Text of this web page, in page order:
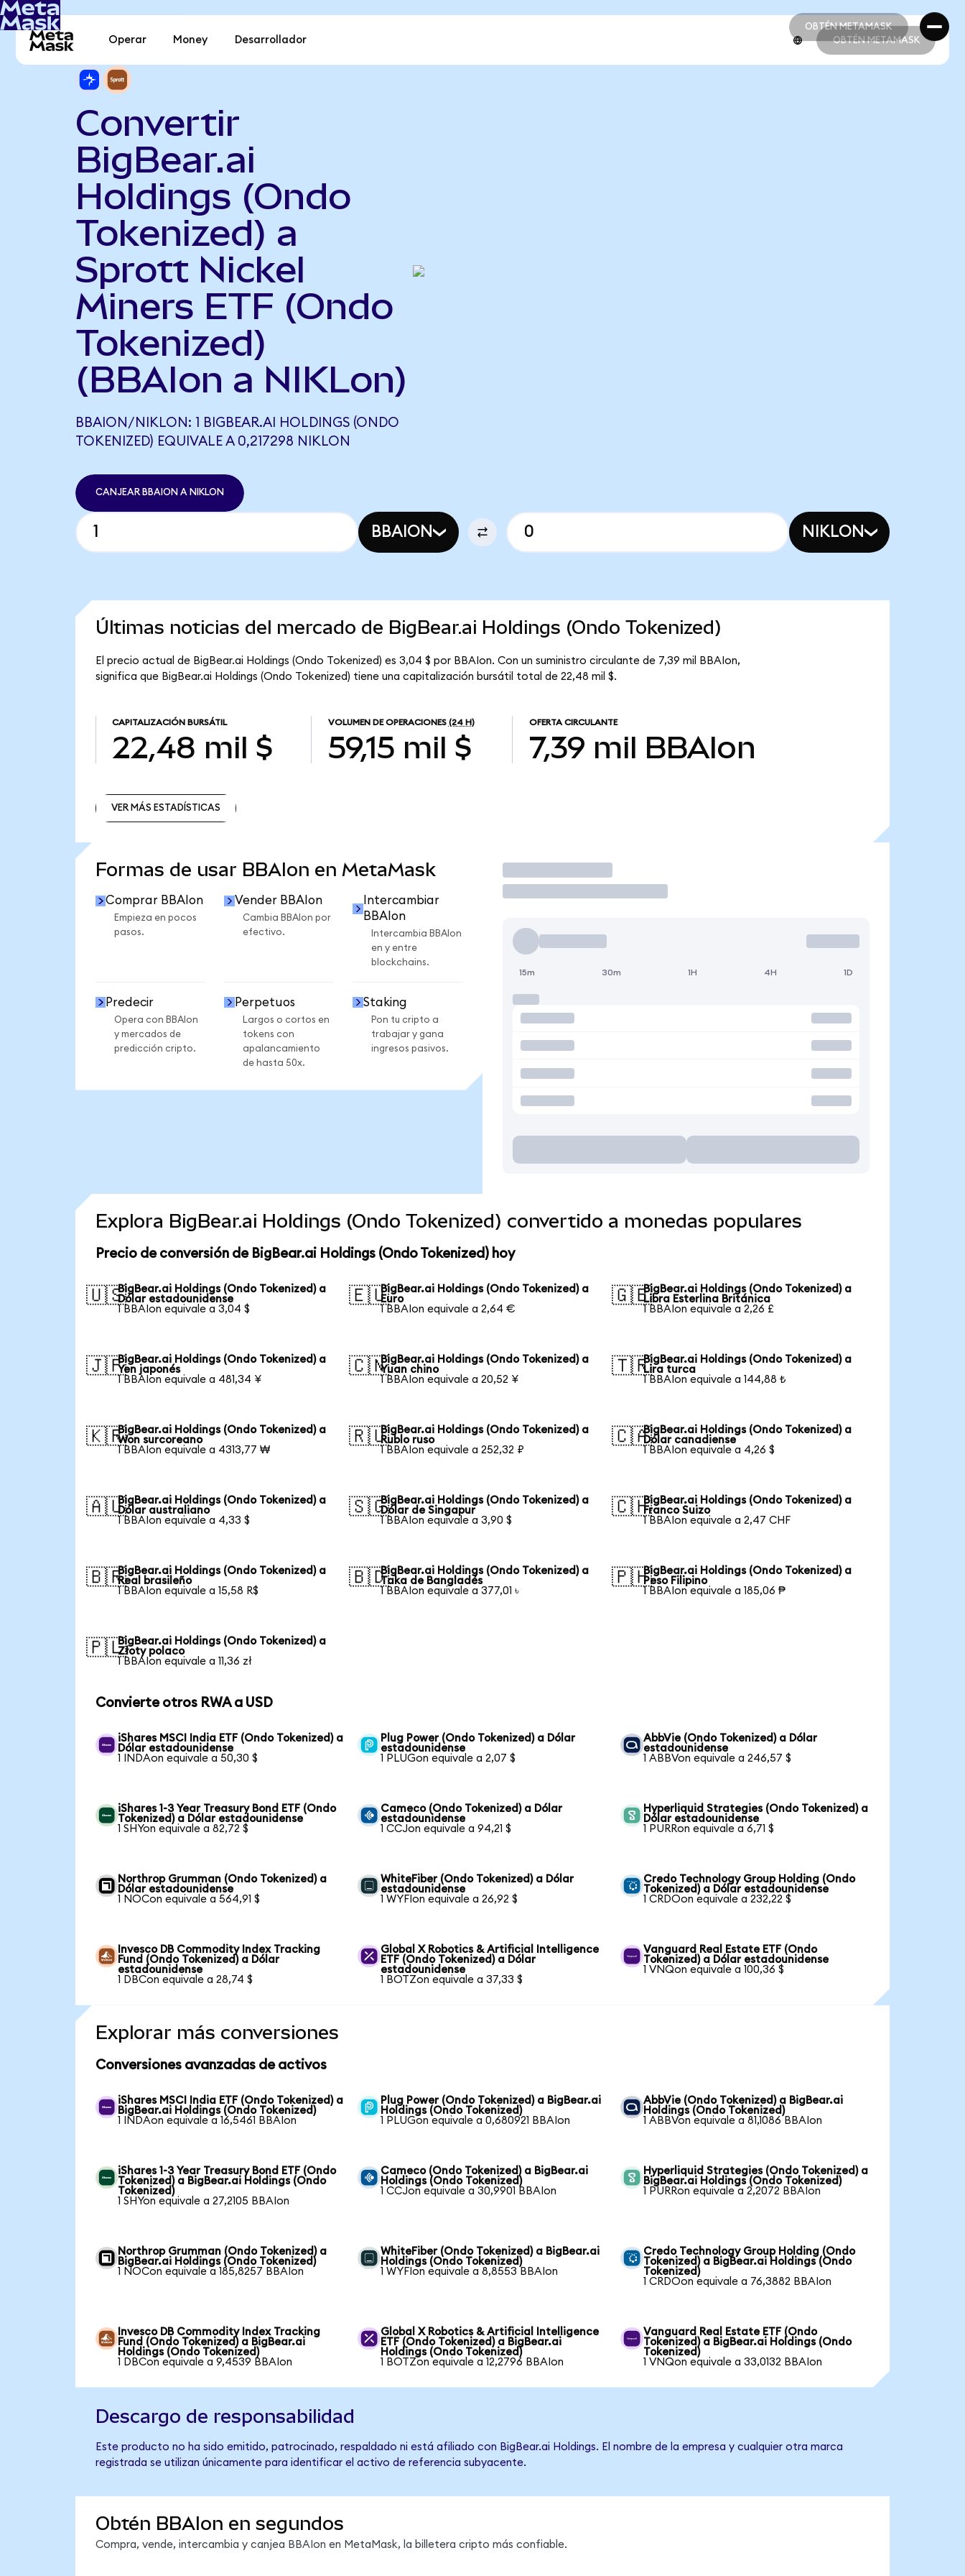
OBTÉN METAMASK
OBTÉN METAMASK
Operar Money Desarrollador OBTÉN METAMASK
Convertir
BigBear.ai
Holdings (Ondo
Tokenized) a
Sprott Nickel
Miners ETF (Ondo
Tokenized)
(BBAIon a NIKLon)
BBAION/NIKLON: 1 BIGBEAR.AI HOLDINGS (ONDO
TOKENIZED) EQUIVALE A 0,217298 NIKLON
CANJEAR BBAION A NIKLON
BBAION NIKLON
Últimas noticias del mercado de BigBear.ai Holdings (Ondo Tokenized)
El precio actual de BigBear.ai Holdings (Ondo Tokenized) es 3,04 $ por BBAIon. Con un suministro circulante de 7,39 mil BBAIon,
significa que BigBear.ai Holdings (Ondo Tokenized) tiene una capitalización bursátil total de 22,48 mil $.
CAPITALIZACIÓN BURSÁTIL
22,48 mil $
VOLUMEN DE OPERACIONES (24 H)
59,15 mil $
OFERTA CIRCULANTE
7,39 mil BBAIon
VER MÁS ESTADÍSTICAS
Formas de usar BBAIon en MetaMask
Comprar BBAIon
Empieza en pocos
pasos.
Vender BBAIon
Cambia BBAIon por
efectivo.
Intercambiar
BBAIon
Intercambia BBAIon
en y entre
blockchains.
Predecir
Opera con BBAIon
y mercados de
predicción cripto.
Perpetuos
Largos o cortos en
tokens con
apalancamiento
de hasta 50x.
Staking
Pon tu cripto a
trabajar y gana
ingresos pasivos.
Operar
15m 30m 1H 4H 1D
Explora BigBear.ai Holdings (Ondo Tokenized) convertido a monedas populares
Precio de conversión de BigBear.ai Holdings (Ondo Tokenized) hoy
🇺🇸BigBear.ai Holdings (Ondo Tokenized) a
Dólar estadounidense
1 BBAIon equivale a 3,04 $
🇪🇺BigBear.ai Holdings (Ondo Tokenized) a
Euro
1 BBAIon equivale a 2,64 €
🇬🇧BigBear.ai Holdings (Ondo Tokenized) a
Libra Esterlina Británica
1 BBAIon equivale a 2,26 £
🇯🇵BigBear.ai Holdings (Ondo Tokenized) a
Yen japonés
1 BBAIon equivale a 481,34 ¥
🇨🇳BigBear.ai Holdings (Ondo Tokenized) a
Yuan chino
1 BBAIon equivale a 20,52 ¥
🇹🇷BigBear.ai Holdings (Ondo Tokenized) a
Lira turca
1 BBAIon equivale a 144,88 ₺
🇰🇷BigBear.ai Holdings (Ondo Tokenized) a
Won surcoreano
1 BBAIon equivale a 4313,77 ₩
🇷🇺BigBear.ai Holdings (Ondo Tokenized) a
Rublo ruso
1 BBAIon equivale a 252,32 ₽
🇨🇦BigBear.ai Holdings (Ondo Tokenized) a
Dólar canadiense
1 BBAIon equivale a 4,26 $
🇦🇺BigBear.ai Holdings (Ondo Tokenized) a
Dólar australiano
1 BBAIon equivale a 4,33 $
🇸🇬BigBear.ai Holdings (Ondo Tokenized) a
Dólar de Singapur
1 BBAIon equivale a 3,90 $
🇨🇭BigBear.ai Holdings (Ondo Tokenized) a
Franco Suizo
1 BBAIon equivale a 2,47 CHF
🇧🇷BigBear.ai Holdings (Ondo Tokenized) a
Real brasileño
1 BBAIon equivale a 15,58 R$
🇧🇩BigBear.ai Holdings (Ondo Tokenized) a
Taka de Bangladés
1 BBAIon equivale a 377,01 ৳
🇵🇭BigBear.ai Holdings (Ondo Tokenized) a
Peso Filipino
1 BBAIon equivale a 185,06 ₱
🇵🇱BigBear.ai Holdings (Ondo Tokenized) a
Złoty polaco
1 BBAIon equivale a 11,36 zł
Convierte otros RWA a USD
iShares MSCI India ETF (Ondo Tokenized) a
Dólar estadounidense
1 INDAon equivale a 50,30 $
Plug Power (Ondo Tokenized) a Dólar
estadounidense
1 PLUGon equivale a 2,07 $
AbbVie (Ondo Tokenized) a Dólar
estadounidense
1 ABBVon equivale a 246,57 $
iShares 1-3 Year Treasury Bond ETF (Ondo
Tokenized) a Dólar estadounidense
1 SHYon equivale a 82,72 $
Cameco (Ondo Tokenized) a Dólar
estadounidense
1 CCJon equivale a 94,21 $
Hyperliquid Strategies (Ondo Tokenized) a
Dólar estadounidense
1 PURRon equivale a 6,71 $
Northrop Grumman (Ondo Tokenized) a
Dólar estadounidense
1 NOCon equivale a 564,91 $
WhiteFiber (Ondo Tokenized) a Dólar
estadounidense
1 WYFIon equivale a 26,92 $
Credo Technology Group Holding (Ondo
Tokenized) a Dólar estadounidense
1 CRDOon equivale a 232,22 $
Invesco DB Commodity Index Tracking
Fund (Ondo Tokenized) a Dólar
estadounidense
1 DBCon equivale a 28,74 $
Global X Robotics & Artificial Intelligence
ETF (Ondo Tokenized) a Dólar
estadounidense
1 BOTZon equivale a 37,33 $
Vanguard Real Estate ETF (Ondo
Tokenized) a Dólar estadounidense
1 VNQon equivale a 100,36 $
Explorar más conversiones
Conversiones avanzadas de activos
iShares MSCI India ETF (Ondo Tokenized) a
BigBear.ai Holdings (Ondo Tokenized)
1 INDAon equivale a 16,5461 BBAIon
Plug Power (Ondo Tokenized) a BigBear.ai
Holdings (Ondo Tokenized)
1 PLUGon equivale a 0,680921 BBAIon
AbbVie (Ondo Tokenized) a BigBear.ai
Holdings (Ondo Tokenized)
1 ABBVon equivale a 81,1086 BBAIon
iShares 1-3 Year Treasury Bond ETF (Ondo
Tokenized) a BigBear.ai Holdings (Ondo
Tokenized)
1 SHYon equivale a 27,2105 BBAIon
Cameco (Ondo Tokenized) a BigBear.ai
Holdings (Ondo Tokenized)
1 CCJon equivale a 30,9901 BBAIon
Hyperliquid Strategies (Ondo Tokenized) a
BigBear.ai Holdings (Ondo Tokenized)
1 PURRon equivale a 2,2072 BBAIon
Northrop Grumman (Ondo Tokenized) a
BigBear.ai Holdings (Ondo Tokenized)
1 NOCon equivale a 185,8257 BBAIon
WhiteFiber (Ondo Tokenized) a BigBear.ai
Holdings (Ondo Tokenized)
1 WYFIon equivale a 8,8553 BBAIon
Credo Technology Group Holding (Ondo
Tokenized) a BigBear.ai Holdings (Ondo
Tokenized)
1 CRDOon equivale a 76,3882 BBAIon
Invesco DB Commodity Index Tracking
Fund (Ondo Tokenized) a BigBear.ai
Holdings (Ondo Tokenized)
1 DBCon equivale a 9,4539 BBAIon
Global X Robotics & Artificial Intelligence
ETF (Ondo Tokenized) a BigBear.ai
Holdings (Ondo Tokenized)
1 BOTZon equivale a 12,2796 BBAIon
Vanguard Real Estate ETF (Ondo
Tokenized) a BigBear.ai Holdings (Ondo
Tokenized)
1 VNQon equivale a 33,0132 BBAIon
Descargo de responsabilidad
Este producto no ha sido emitido, patrocinado, respaldado ni está afiliado con BigBear.ai Holdings. El nombre de la empresa y cualquier otra marca
registrada se utilizan únicamente para identificar el activo de referencia subyacente.
Obtén BBAIon en segundos
Compra, vende, intercambia y canjea BBAIon en MetaMask, la billetera cripto más confiable.